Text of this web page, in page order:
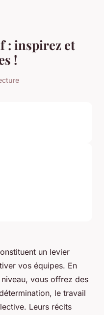
: inspirez et
!
un levier
vos équipes. En
vous offrez des
le travail
Leurs récits